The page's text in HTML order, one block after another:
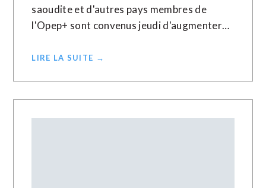
saoudite et d'autres pays membres de
l'Opep+ sont convenus jeudi d'augmenter…
LIRE LA SUITE →